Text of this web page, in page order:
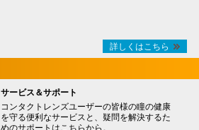
詳しくはこちら
サービス＆サポート
コンタクトレンズユーザーの皆様の瞳の健康
を守る便利なサービスと、疑問を解決するた